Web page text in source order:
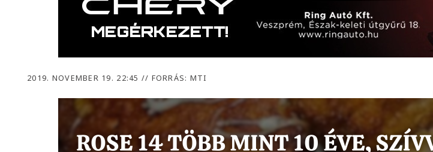
2019. NOVEMBER 19. 22:45 // FORRÁS: MTI